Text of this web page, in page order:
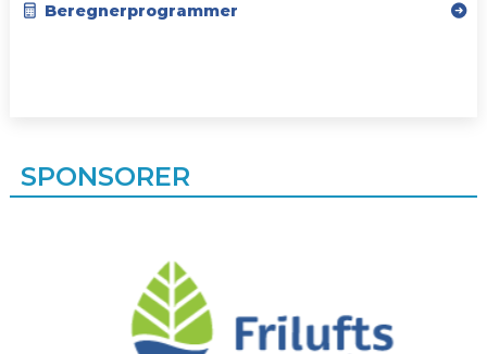
Beregnerprogrammer
SPONSORER